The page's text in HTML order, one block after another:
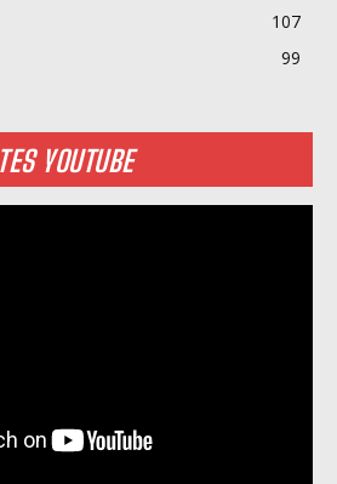
107
99
TES YOUTUBE